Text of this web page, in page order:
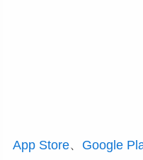
App Store、 Google